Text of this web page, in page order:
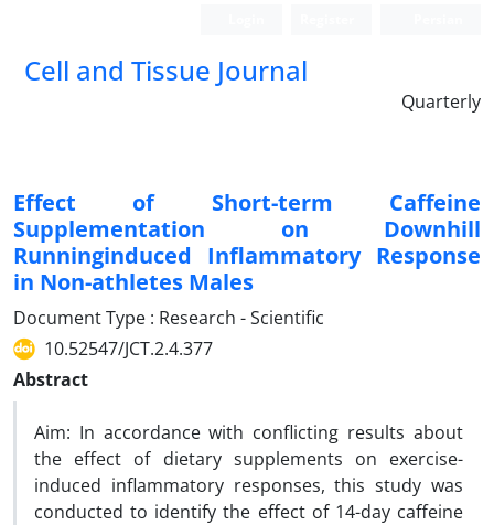
Cell and Tissue Journal
Quarterly
Effect of Short-term Caffeine
Supplementation on Downhill
Runninginduced Inflammatory Response
in Non-athletes Males
Document Type : Research - Scientific
10.52547/JCT.2.4.377
Abstract
Aim: In accordance with conflicting results about
the effect of dietary supplements on exercise-
induced inflammatory responses, this study was
conducted to identify the effect of 14-day caffeine